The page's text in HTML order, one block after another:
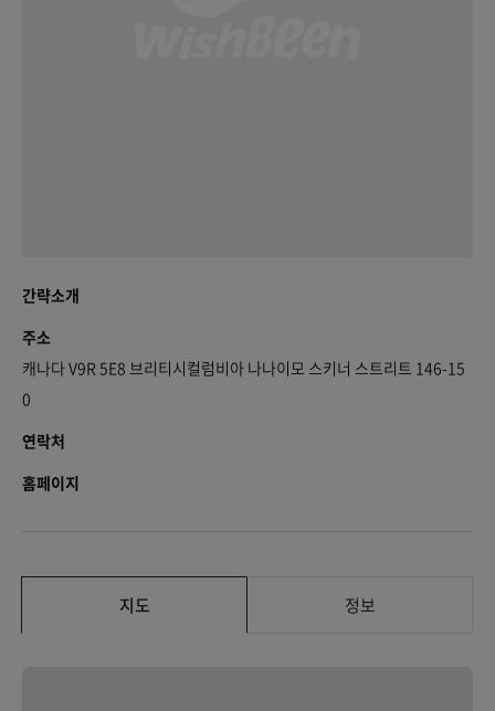
간략소개
주소
캐나다 V9R 5E8 브리티시컬럼비아 나나이모 스키너 스트리트 146-15
0
연락처
홈페이지
지도 정보